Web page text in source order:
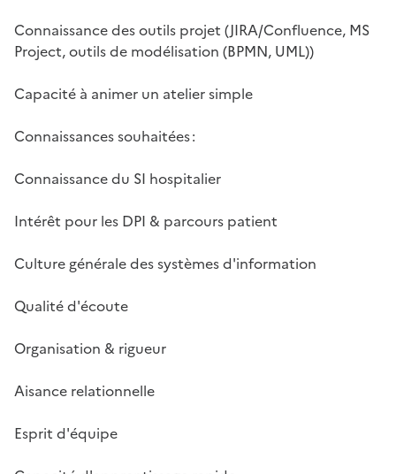
Connaissance des outils projet (JIRA/Confluence, MS
Project, outils de modélisation (BPMN, UML))
Capacité à animer un atelier simple
Connaissances souhaitées :
Connaissance du SI hospitalier
Intérêt pour les DPI & parcours patient
Culture générale des systèmes d'information
Qualité d'écoute
Organisation & rigueur
Aisance relationnelle
Esprit d'équipe